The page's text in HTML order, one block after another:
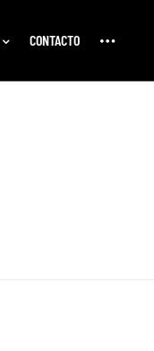
CONTACTO